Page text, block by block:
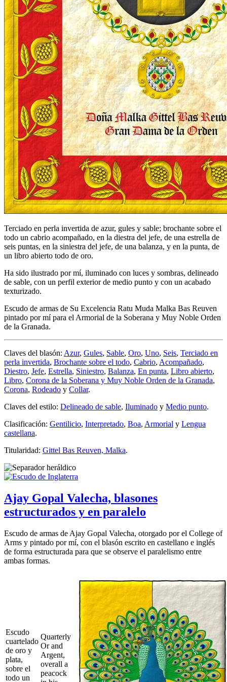
Terciado en perla invertida de azur, gules y sable; brochante sobre el
todo un cabrio acompañado, en la diestra del jefe, de una estrella de
seis puntas, en la siniestra del jefe, de una balanza, y en la punta, de
un libro abierto todo de oro.
Ha sido ilustrado por mí, iluminado con luces y sombras, delineado
de sable, con un perfil exterior de medio punto y con un acabado
texturizado.
Escudo de armas de Su Excelencia Ratu Muda Malka Bas Reuven
pintado por mí para el Armorial de la Soberana y Muy Noble Orden
de la Granada.
Claves del blasón: Azur, Gules, Sable, Oro, Uno, Seis, Terciado en
perla invertida, Brochante sobre el todo, Cabrio, Acompañado,
Diestro, Jefe, Estrella, Siniestro, Balanza, En punta, Libro abierto,
Libro, Corona de la Soberana y Muy Noble Orden de la Granada,
Corona, Rodeado y Collar.
Claves del estilo: Delineado de sable, Iluminado y Medio punto.
Clasificación: Gentilicio, Interpretado, Boa, Armorial y Lengua
castellana.
Titularidad: Gittel Bas Reuven, Malka.
Ajay Gopal Valecha, blasones
estructurados y en paralelo
Escudo de armas de Ajay Gopal Valecha, otorgado por el College of
Arms y pintado por mí, con el blasón escrito en castellano e inglés
de forma estructurada para que se observe el paralelismo entre
ambas formas.
Escudo
cuartelado
de oro y
plata,
sobre el
todo un
Quarterly
Or and
Argent,
overall a
peacock